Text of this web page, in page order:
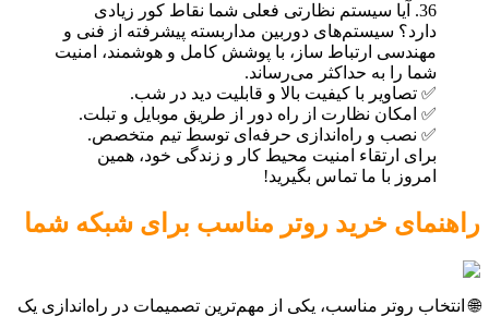
36. آیا سیستم نظارتی فعلی شما نقاط کور زیادی
دارد؟ سیستم‌های دوربین مداربسته پیشرفته از فنی و
مهندسی ارتباط ساز، با پوشش کامل و هوشمند، امنیت
شما را به حداکثر می‌رساند.
✅ تصاویر با کیفیت بالا و قابلیت دید در شب.
✅ امکان نظارت از راه دور از طریق موبایل و تبلت.
✅ نصب و راه‌اندازی حرفه‌ای توسط تیم متخصص.
برای ارتقاء امنیت محیط کار و زندگی خود، همین
امروز با ما تماس بگیرید!
راهنمای خرید روتر مناسب برای شبکه شما
🌐 انتخاب روتر مناسب، یکی از مهم‌ترین تصمیمات در راه‌اندازی یک